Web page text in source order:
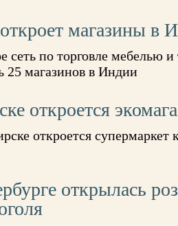
магазины в
сеть по торговле мебелью
25 магазинов в Индии
откроется
откроется супермаркет
открылась